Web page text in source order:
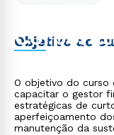
Objetivo do
O objetivo do curso
capacitar o gestor
estratégicas de
aperfeiçoamento
manutenção da